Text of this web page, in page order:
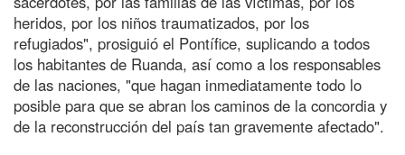
heridos, por los niños traumatizados, por los
refugiados", prosiguió el Pontífice, suplicando a todos
los habitantes de Ruanda, así como a los responsables
de las naciones, "que hagan inmediatamente todo lo
posible para que se abran los caminos de la concordia y
de la reconstrucción del país tan gravemente afectado".